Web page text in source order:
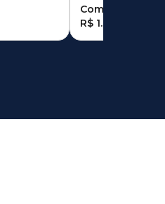
Comprar:
R$ 1.055.500